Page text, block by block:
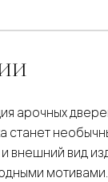
арочных
станет
внешний вид